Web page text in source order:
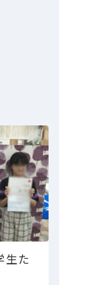
生た